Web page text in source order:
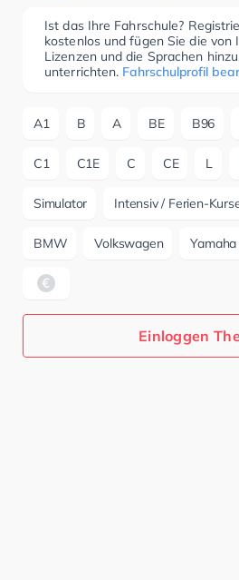
Ist das Ihre Fahrschule?
kostenlos und fügen Sie die
Lizenzen und die Sprachen
unterrichten. Fahrschulprofil
A1 B A BE B96
C1 C1E C CE L
Simulator Intensiv / Ferien-
BMW Volkswagen Yamaha
Einloggen